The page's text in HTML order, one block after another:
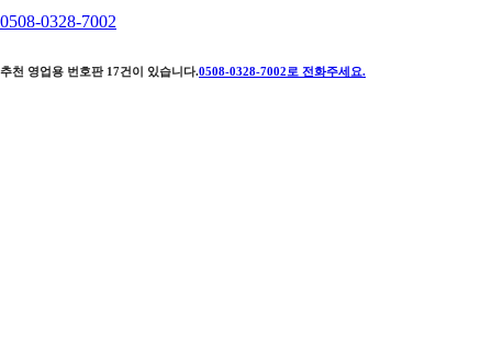
0508-0328-7002
추천 영업용 번호판 17건이 있습니다.0508-0328-7002 로 전화주세요.